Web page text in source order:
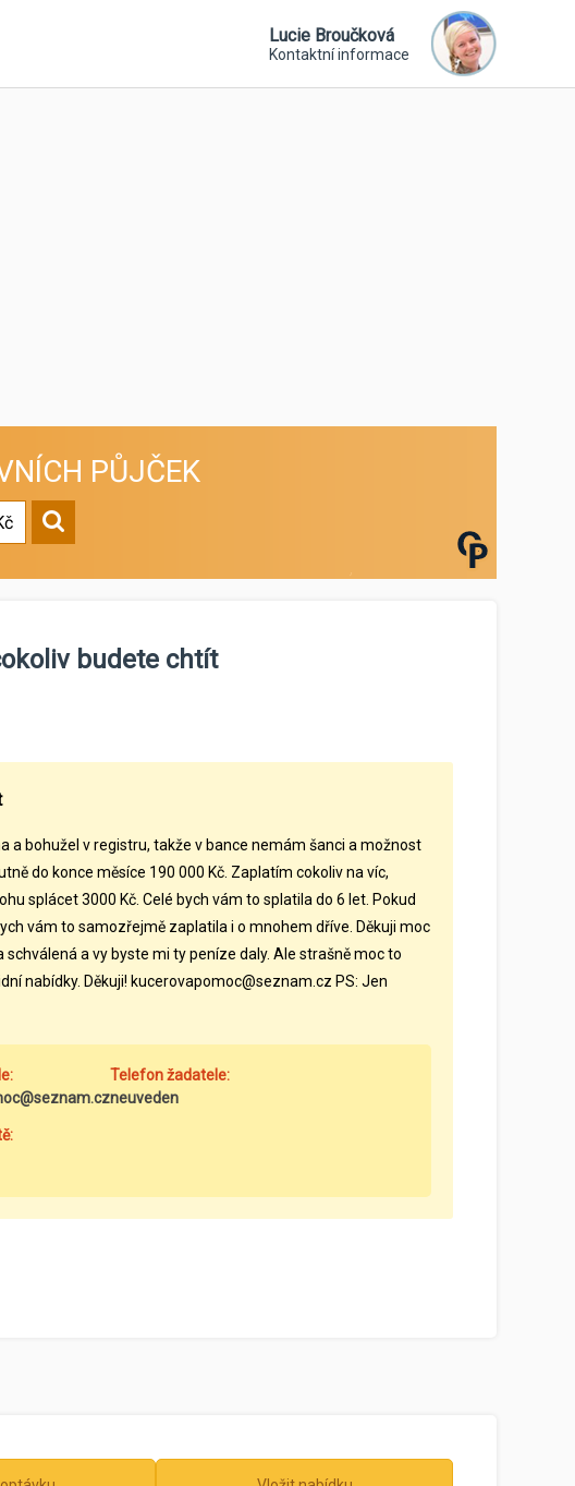
Lucie Broučková
Kontaktní informace
PŮJČEK
budete chtít
a bohužel v registru, takže v bance nemám šanci a možnost
do konce měsíce 190 000 Kč. Zaplatím cokoliv na víc,
splácet 3000 Kč. Celé bych vám to splatila do 6 let. Pokud
vám to samozřejmě zaplatila i o mnohem dříve. Děkuji moc
a vy byste mi ty peníze daly. Ale strašně moc to
nabídky. Děkuji! kucerovapomoc@seznam.cz PS: Jen
Telefon žadatele:
neuveden